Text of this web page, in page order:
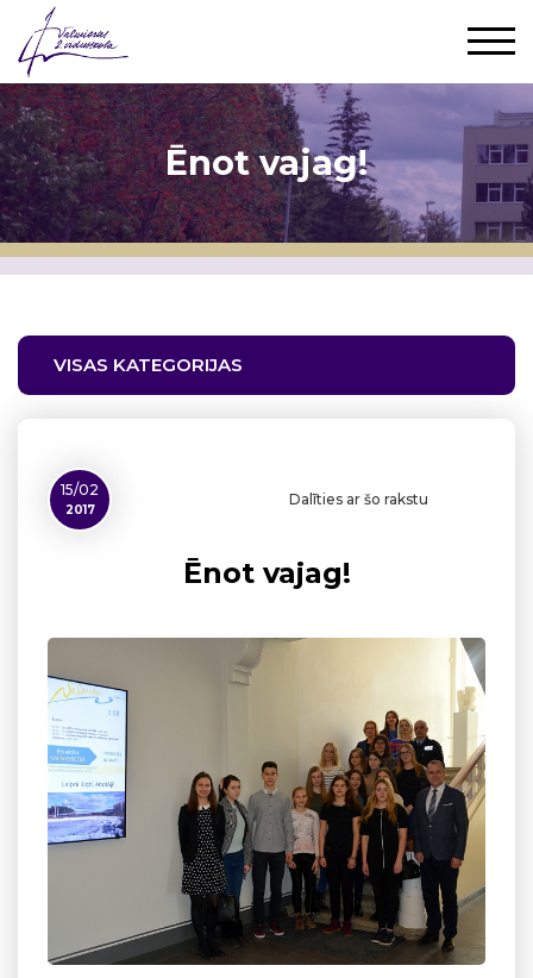
Ēnot vajag!
VISAS KATEGORIJAS
15/02
2017
Dalīties ar šo rakstu
Ēnot vajag!